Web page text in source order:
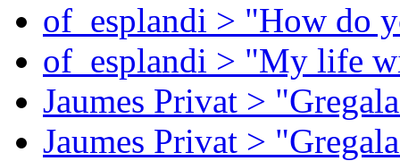
of_esplandi > "How do
of_esplandi > "My life
Jaumes Privat >
Jaumes Privat >